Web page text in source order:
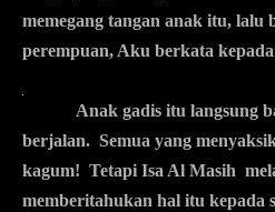
memegang tangan anak itu, lalu
perempuan, Aku berkata
Anak gadis itu langsung
berjalan. Semua yang
kagum! Tetapi Isa Al Masih
memberitahukan hal itu kepada